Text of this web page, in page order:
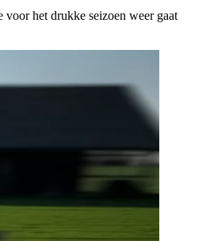
het drukke seizoen weer gaat